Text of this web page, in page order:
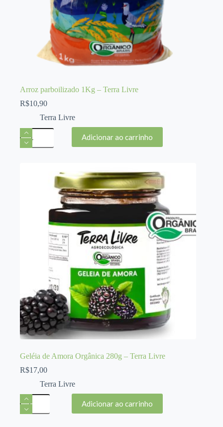
Arroz parboilizado 1Kg – Terra Livre
R$10,90
Terra Livre
Arroz
parboilizado
1Kg
Adicionar ao carrinho
Geléia de Amora Orgânica 280g – Terra Livre
R$17,00
Terra Livre
Geléia
de
Amora
Adicionar ao carrinho